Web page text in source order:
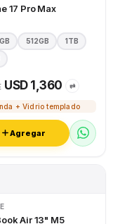
17 Pro Max
512GB 1TB
USD 1,360 ⇄
+ Vidrio templado
Agregar
Air 13" M5